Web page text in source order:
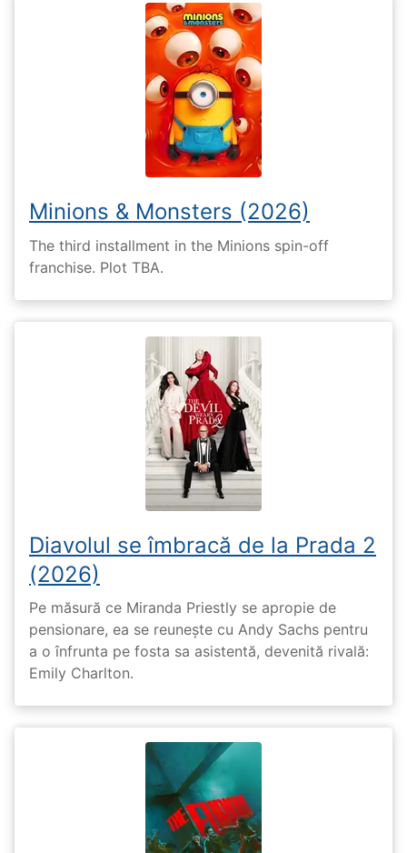
Minions & Monsters (2026)
The third installment in the Minions spin-off
franchise. Plot TBA.
Diavolul se îmbracă de la Prada 2
(2026)
Pe măsură ce Miranda Priestly se apropie de
pensionare, ea se reunește cu Andy Sachs pentru
a o înfrunta pe fosta sa asistentă, devenită rivală:
Emily Charlton.